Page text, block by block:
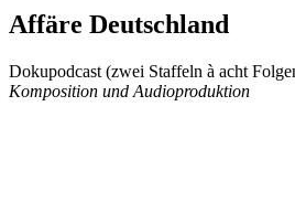
Categories
Podcast
Affäre Deutschland
Post
author
Post
date
Dokupodcast (zwei Staffeln à acht
Komposition und Audioproduktion